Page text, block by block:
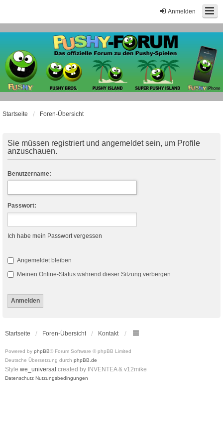
Anmelden
Startseite Foren-Übersicht
Sie müssen registriert und angemeldet sein, um Profile
anzuschauen.
Benutzername:
Passwort:
Ich habe mein Passwort vergessen
Angemeldet bleiben
Meinen Online-Status während dieser Sitzung verbergen
Startseite Foren-Übersicht Kontakt
Powered by phpBB® Forum Software © phpBB Limited
Deutsche Übersetzung durch phpBB.de
Style we_universal created by INVENTEA & v12mike
Datenschutz Nutzungsbedingungen